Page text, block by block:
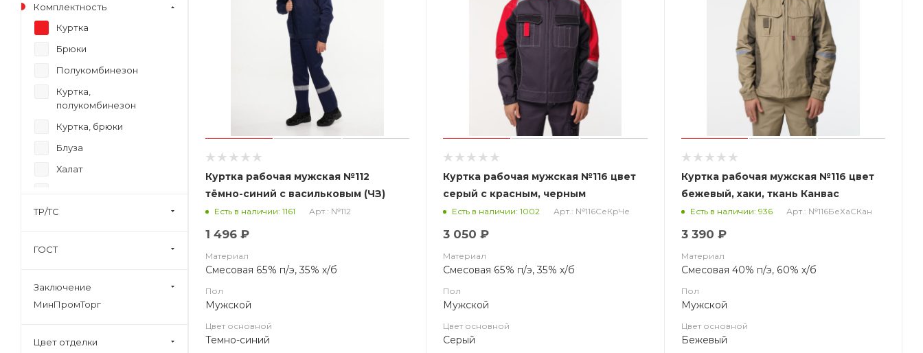
Куртка рабочая мужская №112
тёмно-синий с васильковым (ЧЗ)
Есть в наличии: 1161 Арт.: №112
1 496 ₽
Материал
Смесовая 65% п/э, 35% х/б
Пол
Мужской
Цвет основной
Темно-синий
Куртка рабочая мужская №116 цвет
серый с красным, черным
Есть в наличии: 1002 Арт.: №116СеКрЧе
3 050 ₽
Материал
Смесовая 65% п/э, 35% х/б
Пол
Мужской
Цвет основной
Серый
Куртка рабочая мужская №116 цвет
бежевый, хаки, ткань Канвас
Есть в наличии: 936 Арт.: №116БеХаСКан
3 390 ₽
Материал
Смесовая 40% п/э, 60% х/б
Пол
Мужской
Цвет основной
Бежевый
Комплектность
Куртка
Брюки
Полукомбинезон
Куртка,
полукомбинезон
Куртка, брюки
Блуза
Халат
Толстовка
Фартук-сарафан, брюки
ТР/ТС
ГОСТ
Заключение
МинПромТорг
Цвет отделки